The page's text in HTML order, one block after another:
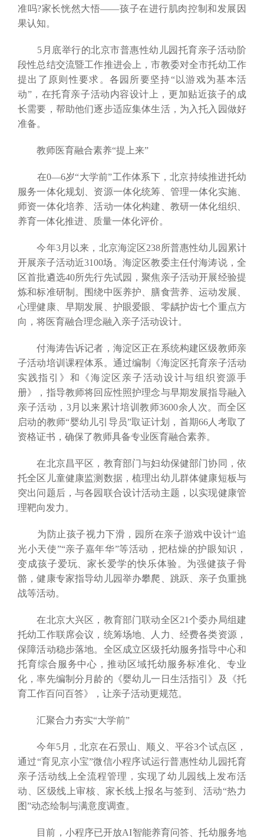
准吗?家长恍然大悟——孩子在进行肌肉控制和发展因
果认知。
5月底举行的北京市普惠性幼儿园托育亲子活动阶
段性总结交流暨工作推进会上，市教委对全市托幼工作
提出了原则性要求。各园所要坚持“以游戏为基本活
动”，在托育亲子活动内容设计上，更加贴近孩子的成
长需要，帮助他们逐步适应集体生活，为入托入园做好
准备。
教师医育融合素养“提上来”
在0—6岁“大学前”工作体系下，北京持续推进托幼
服务一体化规划、资源一体化统筹、管理一体化实施、
师资一体化培养、活动一体化构建、教研一体化组织、
养育一体化推进、质量一体化评价。
今年3月以来，北京海淀区238所普惠性幼儿园累计
开展亲子活动近3100场。海淀区教委主任付海涛说，全
区首批遴选40所先行先试园，聚焦亲子活动开展经验提
炼和标准研制。围绕中医养护、膳食营养、运动发展、
心理健康、早期发展、护眼爱眼、零龋护齿七个重点方
向，将医育融合理念融入亲子活动设计。
付海涛告诉记者，海淀区正在系统构建区级教师亲
子活动培训课程体系。通过编制《海淀区托育亲子活动
实践指引》和《海淀区亲子活动设计与组织资源手
册》，指导教师将回应性照护理念与早期发展指导融入
亲子活动，3月以来累计培训教师3600余人次。而全区
启动的教师“婴幼儿引导员”取证计划，首期66人考取了
资格证书，确保了教师具备专业医育融合素养。
在北京昌平区，教育部门与妇幼保健部门协同，依
托全区儿童健康监测数据，梳理出幼儿群体健康短板与
突出问题后，与各园联合设计活动主题，以实现健康管
理靶向发力。
为防止孩子视力下滑，园所在亲子游戏中设计“追
光小天使”“亲子嘉年华”等活动，把枯燥的护眼知识，
变成孩子爱玩、家长爱学的快乐体验。为强健孩子骨
骼，健康专家指导幼儿园举办攀爬、跳跃、亲子负重挑
战等活动。
在北京大兴区，教育部门联动全区21个委办局组建
托幼工作联席会议，统筹场地、人力、经费各类资源，
保障活动稳步落地。全区成立区级托幼服务指导中心和
托育综合服务中心，推动区域托幼服务标准化、专业
化，率先编制分月龄的《婴幼儿一日生活指引》及《托
育工作百问百答》，让亲子活动更规范。
汇聚合力夯实“大学前”
今年5月，北京在石景山、顺义、平谷3个试点区，
通过“育见京小宝”微信小程序试运行普惠性幼儿园托育
亲子活动线上全流程管理，实现了幼儿园线上发布活
动、区级线上审核、家长线上报名与签到、活动“热力
图”动态绘制与满意度调查。
目前，小程序已开放AI智能养育问答、托幼服务地